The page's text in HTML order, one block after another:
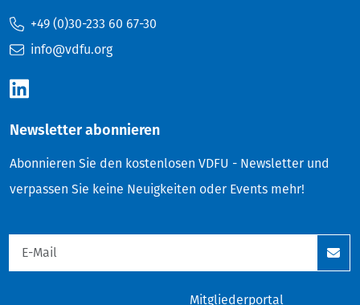
+49 (0)30-233 60 67-30
info@vdfu.org
Newsletter abonnieren
Abonnieren Sie den kostenlosen VDFU - Newsletter und
verpassen Sie keine Neuigkeiten oder Events mehr!
Mitgliederportal